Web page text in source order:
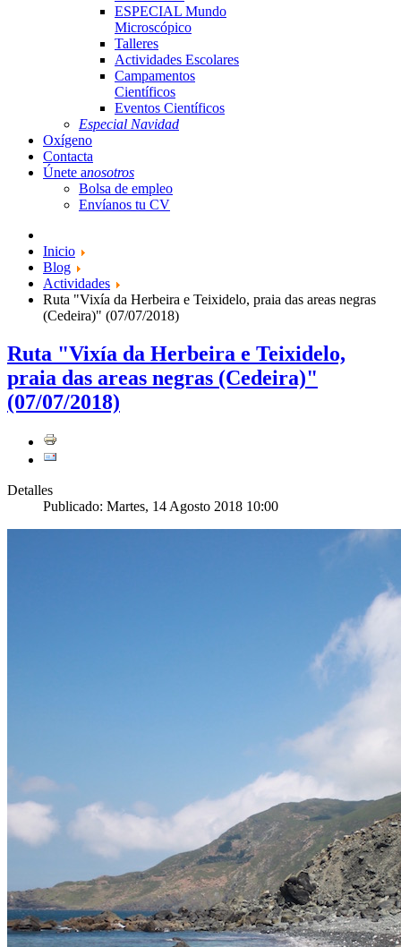
ESPECIAL Mundo
Microscópico
Talleres
Actividades Escolares
Campamentos
Científicos
Eventos Científicos
Especial Navidad
Oxígeno
Contacta
Únete anosotros
Bolsa de empleo
Envíanos tu CV
Inicio
Blog
Actividades
Ruta "Vixía da Herbeira e Teixidelo, praia das areas negras
(Cedeira)" (07/07/2018)
Ruta "Vixía da Herbeira e Teixidelo,
praia das areas negras (Cedeira)"
(07/07/2018)
Detalles
Publicado: Martes, 14 Agosto 2018 10:00